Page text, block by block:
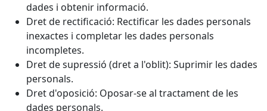
dades i obtenir informació.
Dret de rectificació: Rectificar les dades personals
inexactes i completar les dades personals
incompletes.
Dret de supressió (dret a l'oblit): Suprimir les dades
personals.
Dret d'oposició: Oposar-se al tractament de les
dades personals.